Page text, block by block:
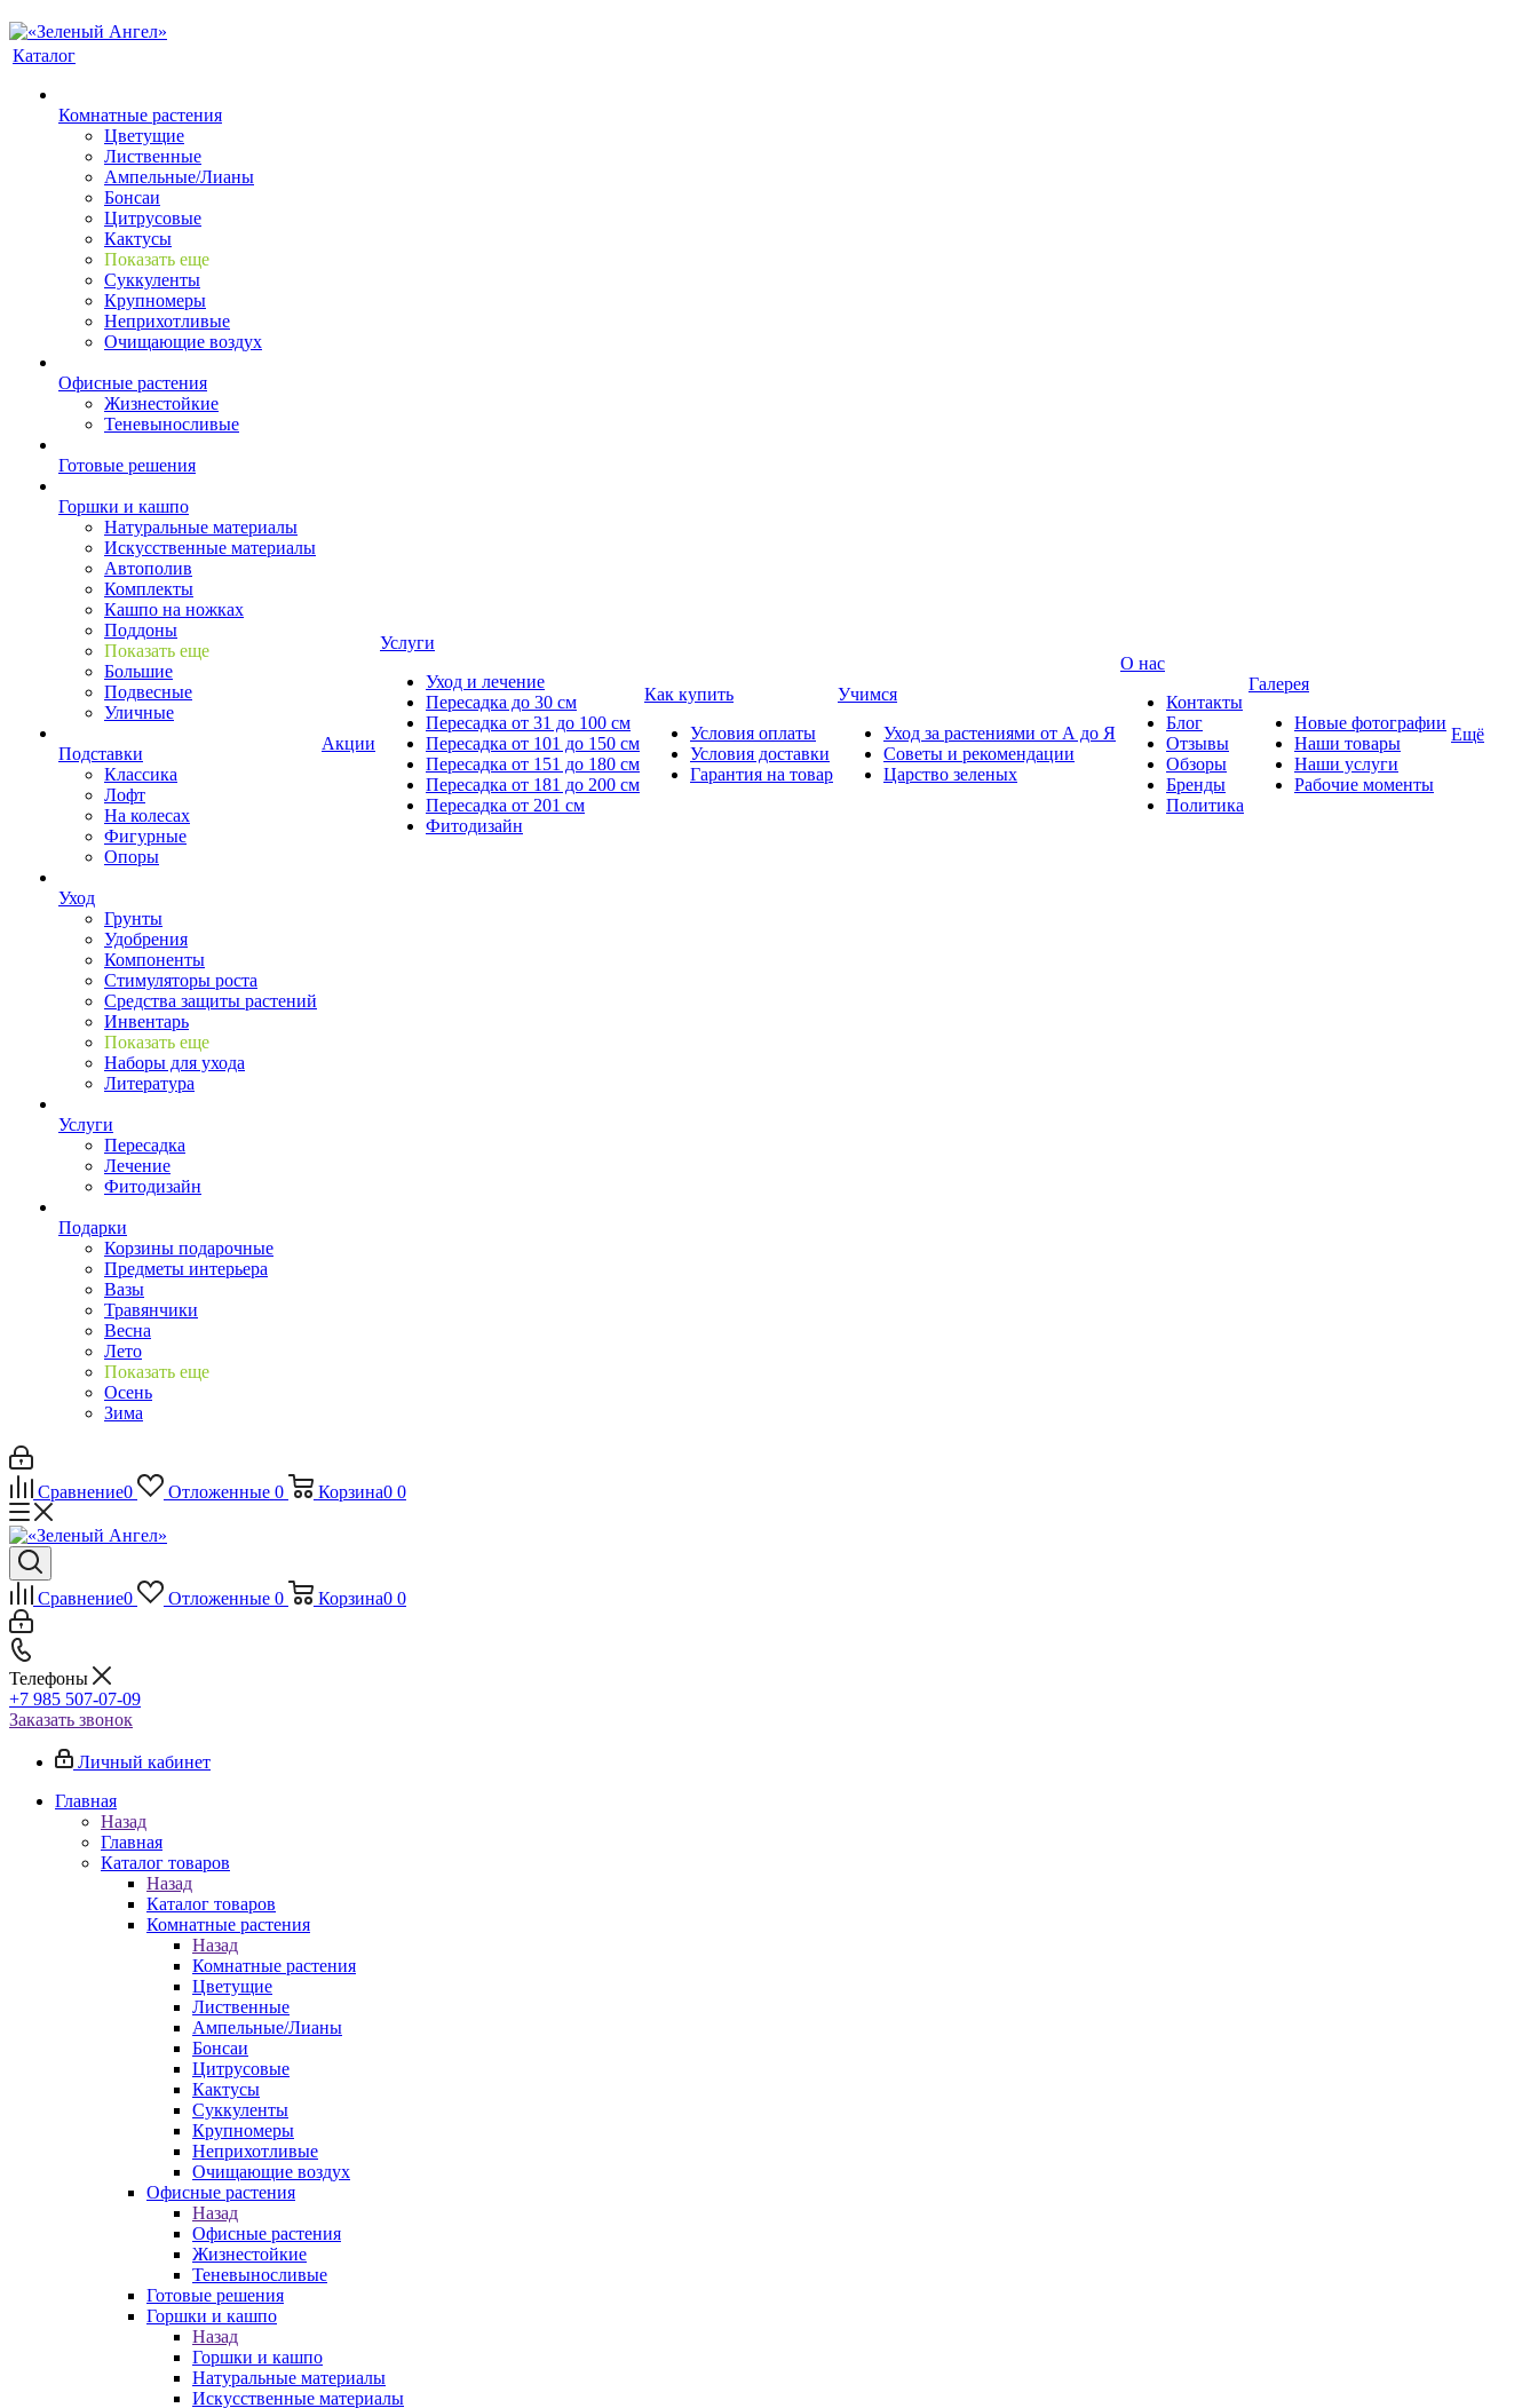
Каталог
Комнатные растения
Цветущие
Лиственные
Ампельные/Лианы
Бонсаи
Цитрусовые
Кактусы
Показать еще
Суккуленты
Крупномеры
Неприхотливые
Очищающие воздух
Офисные растения
Жизнестойкие
Теневыносливые
Готовые решения
Горшки и кашпо
Натуральные материалы
Искусственные материалы
Автополив
Комплекты
Кашпо на ножках
Поддоны
Показать еще
Большие
Подвесные
Уличные
Подставки
Классика
Лофт
На колесах
Фигурные
Опоры
Уход
Грунты
Удобрения
Компоненты
Стимуляторы роста
Средства защиты растений
Инвентарь
Показать еще
Наборы для ухода
Литература
Услуги
Пересадка
Лечение
Фитодизайн
Подарки
Корзины подарочные
Предметы интерьера
Вазы
Травянчики
Весна
Лето
Показать еще
Осень
Зима
Акции
Услуги
Уход и лечение
Пересадка до 30 см
Пересадка от 31 до 100 см
Пересадка от 101 до 150 см
Пересадка от 151 до 180 см
Пересадка от 181 до 200 см
Пересадка от 201 см
Фитодизайн
Как купить
Условия оплаты
Условия доставки
Гарантия на товар
Учимся
Уход за растениями от А до Я
Советы и рекомендации
Царство зеленых
О нас
Контакты
Блог
Отзывы
Обзоры
Бренды
Политика
Галерея
Новые фотографии
Наши товары
Наши услуги
Рабочие моменты
Ещё
Сравнение0 Отложенные 0 Корзина0 0
Сравнение0 Отложенные 0 Корзина0 0
Телефоны
+7 985 507-07-09
Заказать звонок
Личный кабинет
Главная
Назад
Главная
Каталог товаров
Назад
Каталог товаров
Комнатные растения
Назад
Комнатные растения
Цветущие
Лиственные
Ампельные/Лианы
Бонсаи
Цитрусовые
Кактусы
Суккуленты
Крупномеры
Неприхотливые
Очищающие воздух
Офисные растения
Назад
Офисные растения
Жизнестойкие
Теневыносливые
Готовые решения
Горшки и кашпо
Назад
Горшки и кашпо
Натуральные материалы
Искусственные материалы